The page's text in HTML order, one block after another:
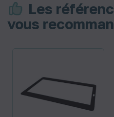
Les
vous